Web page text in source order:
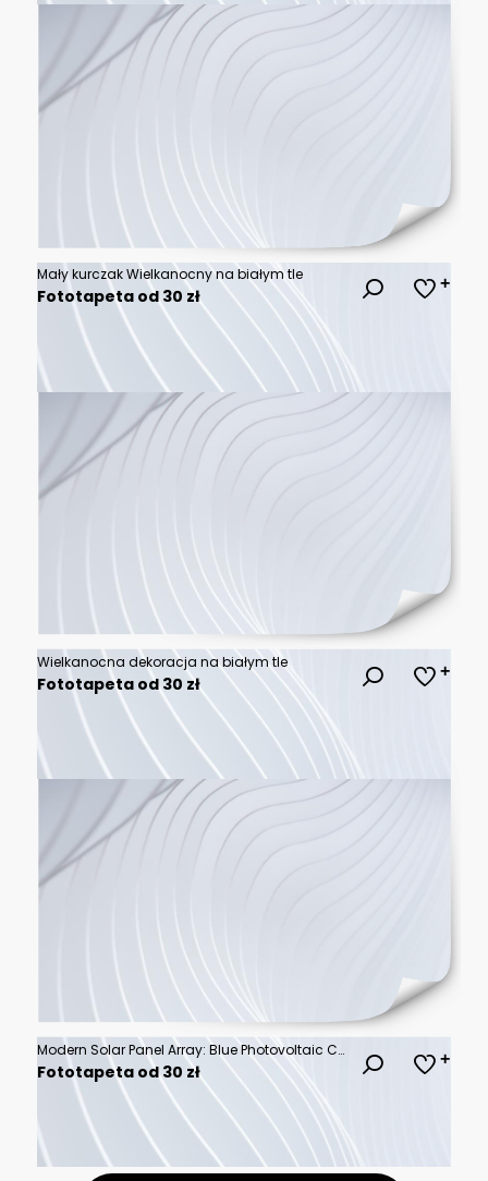
Mały kurczak Wielkanocny na białym tle
Fototapeta od 30 zł
Wielkanocna dekoracja na białym tle
Fototapeta od 30 zł
Modern Solar Panel Array: Blue Photovoltaic Cells Isolated on White Background, Renewable Energy Technology Branding and Sustainable Power Innovation
Fototapeta od 30 zł